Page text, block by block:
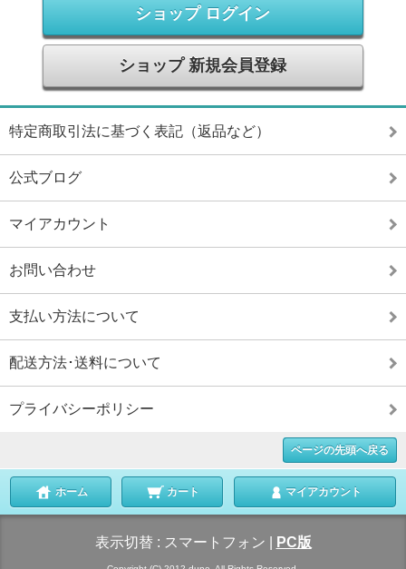
ショップ ログイン
ショップ 新規会員登録
特定商取引法に基づく表記（返品など）
公式ブログ
マイアカウント
お問い合わせ
支払い方法について
配送方法･送料について
プライバシーポリシー
ページの先頭へ戻る
ホーム カート マイアカウント
表示切替 : スマートフォン PC版